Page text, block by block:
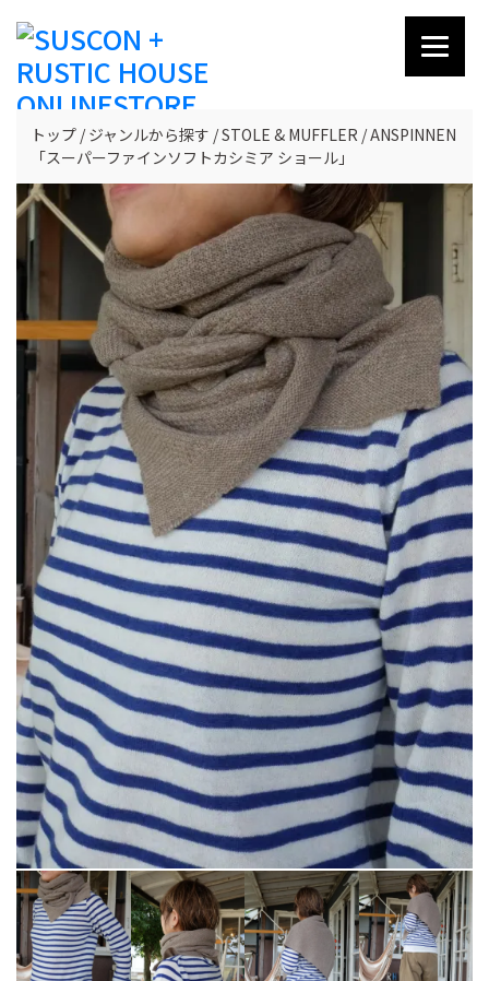
トップ ジャンルから探す STOLE & MUFFLER ANSPINNEN
「スーパーファインソフトカシミア ショール」